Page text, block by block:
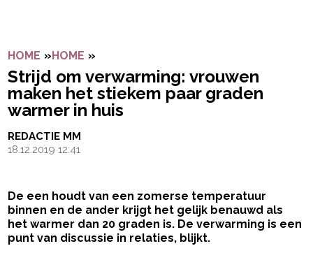
HOME »HOME »
Strijd om verwarming: vrouwen
maken het stiekem paar graden
warmer in huis
REDACTIE MM
18.12.2019 12:41
De een houdt van een zomerse temperatuur
binnen en de ander krijgt het gelijk benauwd als
het warmer dan 20 graden is. De verwarming is een
punt van discussie in relaties, blijkt.